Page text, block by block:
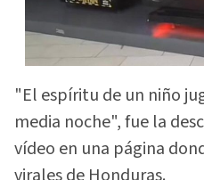
"El espíritu de un niño
media noche", fue la
vídeo en una página